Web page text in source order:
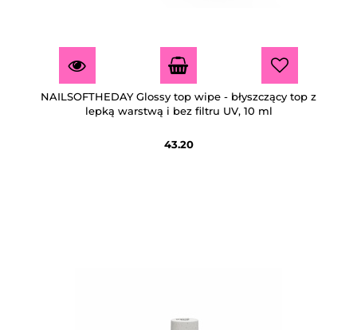
NAILSOFTHEDAY Glossy top wipe - błyszczący top z
lepką warstwą i bez filtru UV, 10 ml
43.20